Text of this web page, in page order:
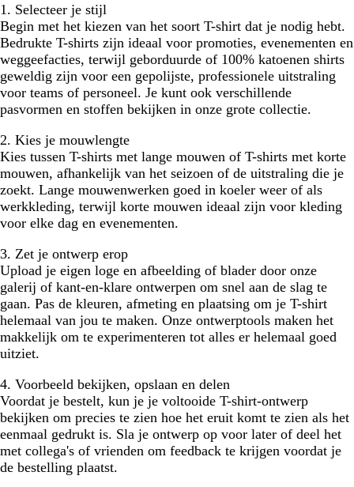
1. Selecteer je stijl
Begin met het kiezen van het soort T-shirt dat je nodig hebt.
Bedrukte T-shirts zijn ideaal voor promoties, evenementen en
weggeefacties, terwijl geborduurde of 100% katoenen shirts
geweldig zijn voor een gepolijste, professionele uitstraling
voor teams of personeel. Je kunt ook verschillende
pasvormen en stoffen bekijken in onze grote collectie.
2. Kies je mouwlengte
Kies tussen T-shirts met lange mouwen of T-shirts met korte
mouwen, afhankelijk van het seizoen of de uitstraling die je
zoekt. Lange mouwenwerken goed in koeler weer of als
werkkleding, terwijl korte mouwen ideaal zijn voor kleding
voor elke dag en evenementen.
3. Zet je ontwerp erop
Upload je eigen loge en afbeelding of blader door onze
galerij of kant-en-klare ontwerpen om snel aan de slag te
gaan. Pas de kleuren, afmeting en plaatsing om je T-shirt
helemaal van jou te maken. Onze ontwerptools maken het
makkelijk om te experimenteren tot alles er helemaal goed
uitziet.
4. Voorbeeld bekijken, opslaan en delen
Voordat je bestelt, kun je je voltooide T-shirt-ontwerp
bekijken om precies te zien hoe het eruit komt te zien als het
eenmaal gedrukt is. Sla je ontwerp op voor later of deel het
met collega's of vrienden om feedback te krijgen voordat je
de bestelling plaatst.